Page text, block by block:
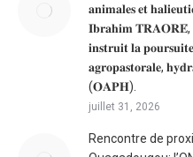
𝐚𝐧𝐢𝐦𝐚𝐥𝐞𝐬 𝐞𝐭
𝐈𝐛𝐫𝐚𝐡𝐢𝐦 𝐓𝐑𝐀𝐎𝐑𝐄́,
𝐢𝐧𝐬𝐭𝐫𝐮𝐢𝐭 𝐥𝐚
𝐚𝐠𝐫𝐨𝐩𝐚𝐬𝐭𝐨𝐫𝐚𝐥𝐞,
(𝐎𝐀𝐏𝐇).
juillet 31, 2026
Rencontre de